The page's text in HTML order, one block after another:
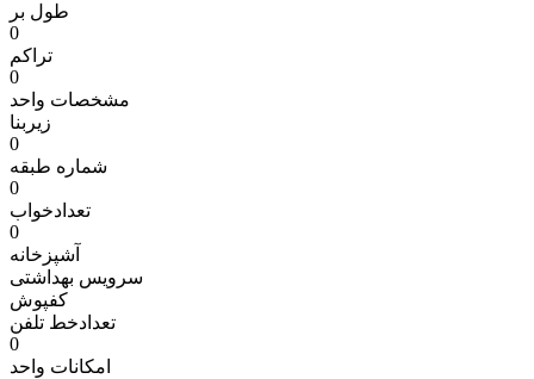
طول بر
0
تراکم
0
مشخصات واحد
زیربنا
0
شماره طبقه
0
تعدادخواب
0
آشپزخانه
سرویس بهداشتی
کفپوش
تعدادخط تلفن
0
امکانات واحد